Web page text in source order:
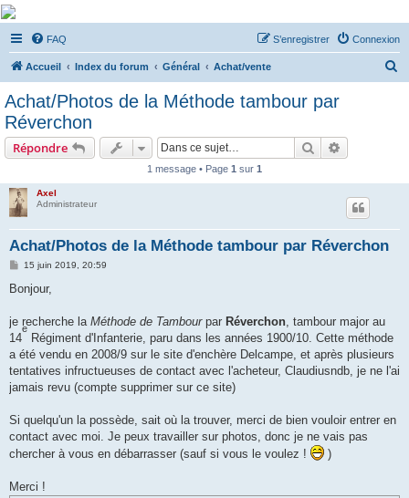
De Musicae Militari -
Forums
Forums de discussions
FAQ Connexion
S’enregistrer
Accueil Index du forum Général Achat/vente
Achat/Photos de la Méthode tambour par
Réverchon
Répondre Rechercher
1 message • Page 1 sur 1
Axel
Administrateur
Achat/Photos de la Méthode tambour par Réverchon
M
s
g
e
15 juin 2019, 20:59
Bonjour,
je recherche la Méthode de Tambourpar Réverchon, tambour major au
14
e
Régiment d'Infanterie, paru dans les années 1900/10. Cette méthode
a été vendu en 2008/9 sur le site d'enchère Delcampe, et après plusieurs
tentatives infructueuses de contact avec l'acheteur, Claudiusndb, je ne l'ai
jamais revu (compte supprimer sur ce site)
Si quelqu'un la possède, sait où la trouver, merci de bien vouloir entrer en
contact avec moi. Je peux travailler sur photos, donc je ne vais pas
chercher à vous en débarrasser (sauf si vous le voulez !
)
Merci !